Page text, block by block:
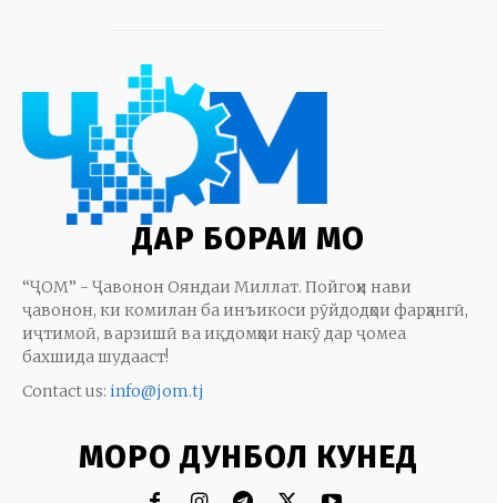
ДАР БОРАИ МО
“ҶОМ” - Ҷавонон Ояндаи Миллат. Пойгоҳи нави
ҷавонон, ки комилан ба инъикоси рӯйдодҳои фарҳангӣ,
иҷтимоӣ, варзишӣ ва иқдомҳои накӯ дар ҷомеа
бахшида шудааст!
Contact us: info@jom.tj
МОРО ДУНБОЛ КУНЕД